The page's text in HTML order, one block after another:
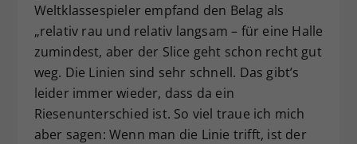
Weltklassespieler empfand den Belag als
„relativ rau und relativ langsam – für eine Halle
zumindest, aber der Slice geht schon recht gut
weg. Die Linien sind sehr schnell. Das gibt’s
leider immer wieder, dass da ein
Riesenunterschied ist. So viel traue ich mich
aber sagen: Wenn man die Linie trifft, ist der